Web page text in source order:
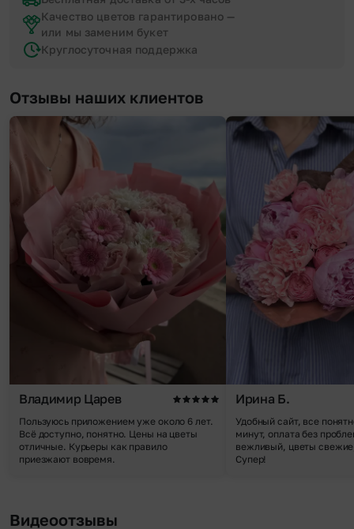
Качество цветов гарантировано —
или мы заменим букет
Круглосуточная поддержка
Отзывы наших клиентов
Владимир Царев
Пользуюсь приложением уже около 6 лет.
Всё доступно, понятно. Цены на цветы
отличные. Курьеры как правило
приезжают вовремя.
Ирина Б.
Удобный сайт, все
минут, оплата без
вежливый, цветы
Супер!
Видеоотзывы